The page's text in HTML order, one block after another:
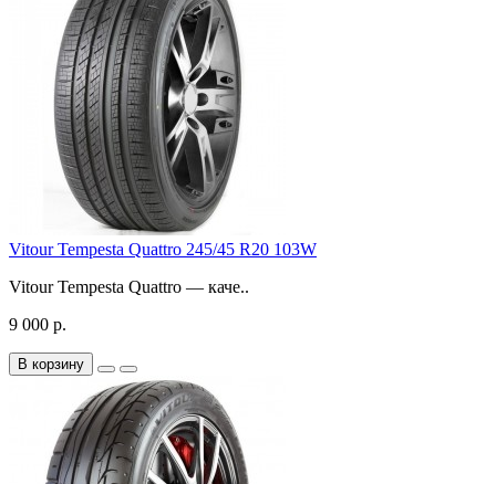
Vitour Tempesta Quattro 245/45 R20 103W
Vitour Tempesta Quattro — каче..
9 000 р.
В корзину